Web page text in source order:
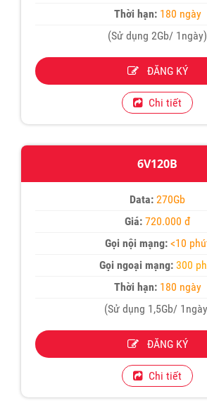
Thời hạn:180 ngày
(Sử dụng 2Gb/ 1ngày)
ĐĂNG KÝ
Chi tiết
6V120B
Data: 270Gb
Giá:720.000 đ
Gọi nội mạng: <10
Gọi ngoại mạng: 300
Thời hạn:180 ngày
(Sử dụng 1,5Gb/
ĐĂNG KÝ
Chi tiết